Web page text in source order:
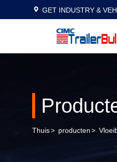
GET INDUSTRY &
Thuis> producten>